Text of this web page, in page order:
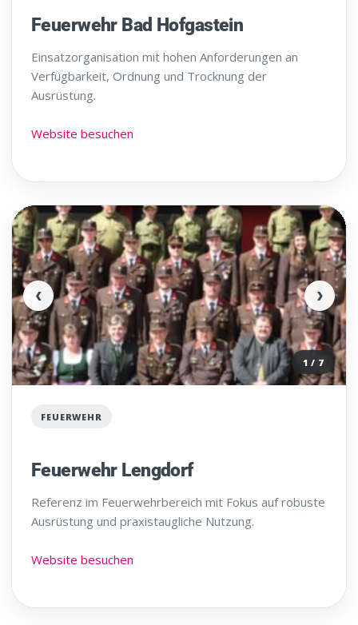
Feuerwehr Bad Hofgastein
Einsatzorganisation mit hohen Anforderungen an
Verfügbarkeit, Ordnung und Trocknung der
Ausrüstung.
Website besuchen
‹ ›
1 / 7
FEUERWEHR
Feuerwehr Lengdorf
Referenz im Feuerwehrbereich mit Fokus auf robuste
Ausrüstung und praxistaugliche Nutzung.
Website besuchen